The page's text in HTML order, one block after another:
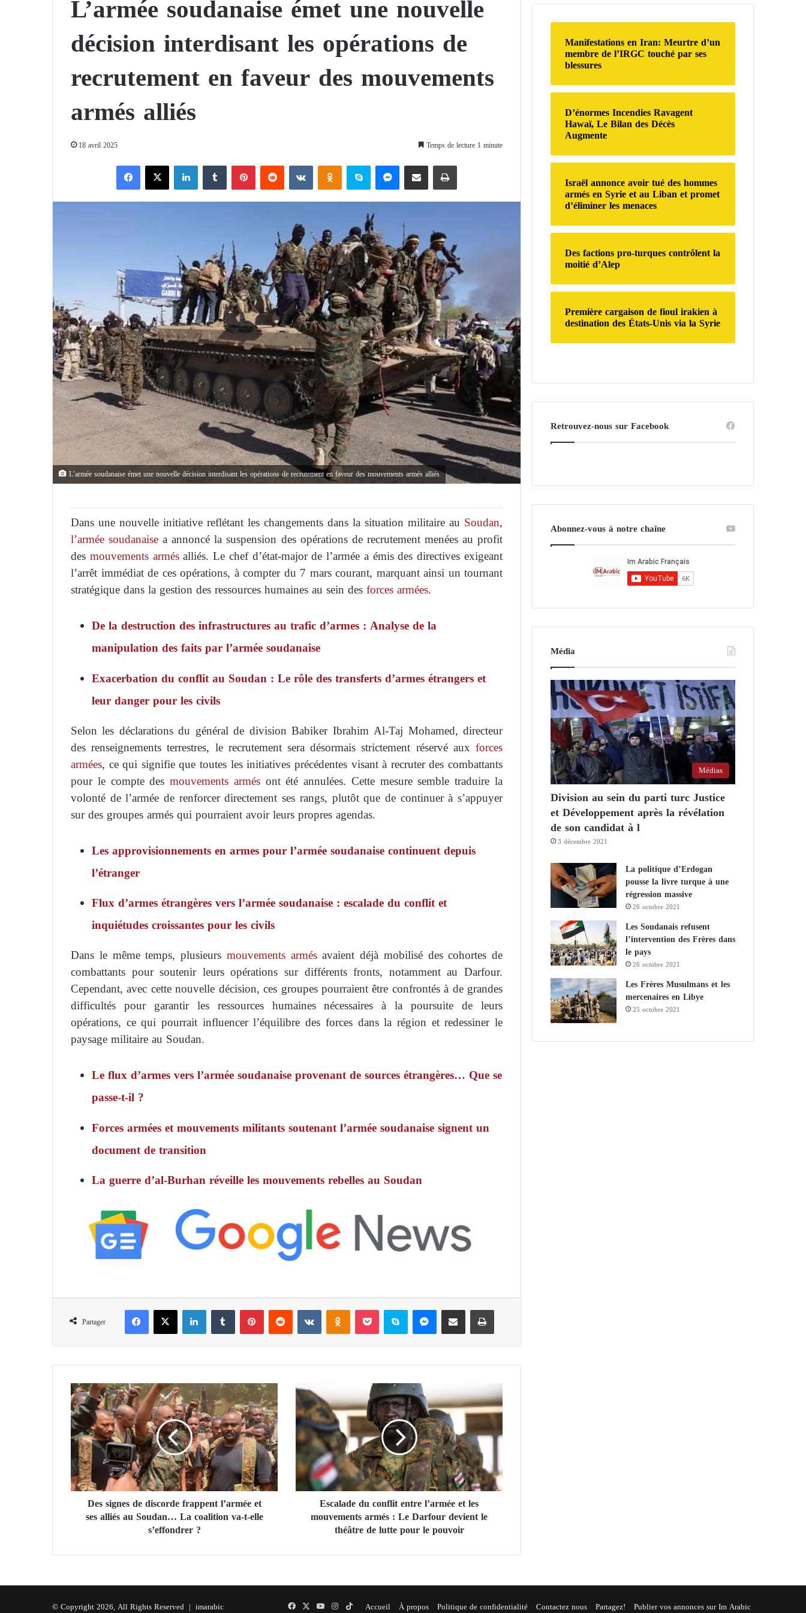
décision interdisant les opérations de
recrutement en faveur des mouvements
armés alliés
18 avril 2025 Temps de lecture 1 minute
X
L’armée soudanaise émet une nouvelle décision interdisant les opérations de recrutement en faveur des mouvements armés alliés
Dans une nouvelle initiative reflétant les changements dans la situation militaire au Soudan,
l’armée soudanaise a annoncé la suspension des opérations de recrutement menées au profit
des mouvements armésalliés. Le chef d’état-major de l’armée a émis des directives exigeant
l’arrêt immédiat de ces opérations, à compter du 7 mars courant, marquant ainsi un tournant
stratégique dans la gestion des ressources humaines au sein desforces armées.
De la destruction des infrastructures au trafic d’armes : Analyse de la
manipulation des faits par l’armée soudanaise
Exacerbation du conflit au Soudan : Le rôle des transferts d’armes étrangers et
leur danger pour les civils
Selon les déclarations du général de division Babiker Ibrahim Al-Taj Mohamed, directeur
des renseignements terrestres, le recrutement sera désormais strictement réservé aux forces
armées, ce qui signifie que toutes les initiatives précédentes visant à recruter des combattants
pour le compte desmouvements armésont été annulées. Cette mesure semble traduire la
volonté de l’armée de renforcer directement ses rangs, plutôt que de continuer à s’appuyer
sur des groupes armés qui pourraient avoir leurs propres agendas.
Les approvisionnements en armes pour l’armée soudanaise continuent depuis
l’étranger
Flux d’armes étrangères vers l’armée soudanaise : escalade du conflit et
inquiétudes croissantes pour les civils
Dans le même temps, plusieurs mouvements armésavaient déjà mobilisé des cohortes de
combattants pour soutenir leurs opérations sur différents fronts, notamment au Darfour.
Cependant, avec cette nouvelle décision, ces groupes pourraient être confrontés à de grandes
difficultés pour garantir les ressources humaines nécessaires à la poursuite de leurs
opérations, ce qui pourrait influencer l’équilibre des forces dans la région et redessiner le
paysage militaire au Soudan.
Le flux d’armes vers l’armée soudanaise provenant de sources étrangères… Que se
passe-t-il ?
Forces armées et mouvements militants soutenant l’armée soudanaise signent un
document de transition
La guerre d’al-Burhan réveille les mouvements rebelles au Soudan
Partager
Facebook X Linkedin Tumblr Pinterest Reddit VKontakte Odnoklassniki Pocket Skype Messenger Partager par email Imprimer
D
e
s
s
i
n
e
s
s
d
Des signes de discorde frappent l’armée et
ses alliés au Soudan… La coalition va-t-elle
s’effondrer ?
E
s
c
a
l
a
d
e
d
f
Escalade du conflit entre l’armée et les
mouvements armés : Le Darfour devient le
théâtre de lutte pour le pouvoir
c
h
e
r
:
Manifestations en Iran: Meurtre d’un
membre de l’IRGC touché par ses
blessures
D’énormes Incendies Ravagent
Hawaï, Le Bilan des Décès
Augmente
Israël annonce avoir tué des hommes
armés en Syrie et au Liban et promet
d’éliminer les menaces
Des factions pro-turques contrôlent la
moitié d’Alep
Première cargaison de fioul irakien à
destination des États-Unis via la Syrie
Retrouvez-nous sur Facebook
Abonnez-vous à notre chaîne
Média
Médias
Division au sein du parti turc Justice
et Développement après la révélation
de son candidat à l
3 décembre 2021
La politique d’Erdogan
pousse la livre turque à une
régression massive
26 octobre 2021
Les Soudanais refusent
l’intervention des Frères dans
le pays
26 octobre 2021
Les Frères Musulmans et les
mercenaires en Libye
25 octobre 2021
© Copyright 2026, All Rights Reserved | imarabic Accueil À propos Politique de confidentialité Contactez nous Partagez! Publier vos annonces sur Im Arabic
FacebookYouTubeInstagram
TikTok